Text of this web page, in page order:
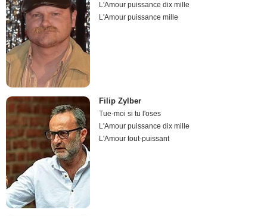
L'Amour puissance dix mille
L'Amour puissance mille
Filip Zylber
Tue-moi si tu l'oses
L'Amour puissance dix mille
L'Amour tout-puissant